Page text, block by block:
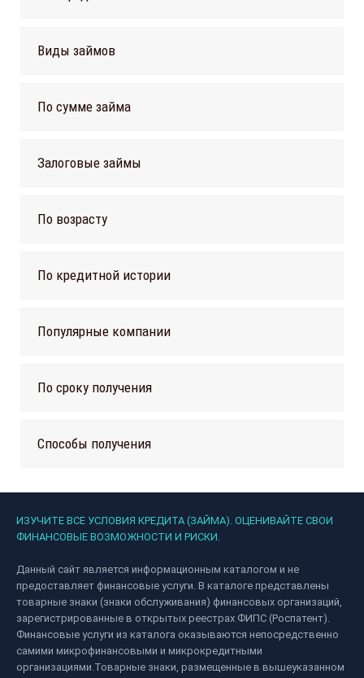
Виды займов
По сумме займа
Залоговые займы
По возрасту
По кредитной истории
Популярные компании
По сроку получения
Способы получения
ИЗУЧИТЕ ВСЕ УСЛОВИЯ КРЕДИТА (ЗАЙМА). ОЦЕНИВАЙТЕ СВОИ
ФИНАНСОВЫЕ ВОЗМОЖНОСТИ И РИСКИ.
Данный сайт является информационным каталогом и не
предоставляет финансовые услуги. В каталоге представлены
товарные знаки (знаки обслуживания) финансовых организаций,
зарегистрированные в открытых реестрах ФИПС (Роспатент).
Финансовые услуги из каталога оказываются непосредственно
самими микрофинансовыми и микрокредитными
организациями.Товарные знаки, размещенные в вышеуказанном